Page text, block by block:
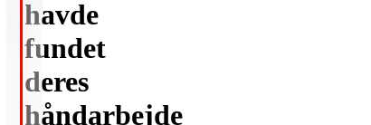
havde
fundet
deres
håndarbejde